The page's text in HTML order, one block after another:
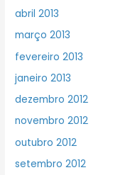
abril 2013
março 2013
fevereiro 2013
janeiro 2013
dezembro 2012
novembro 2012
outubro 2012
setembro 2012